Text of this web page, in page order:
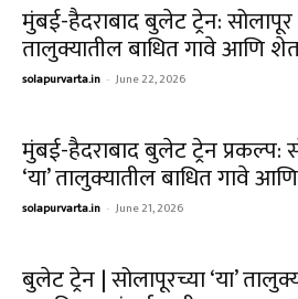
मुंबई-हैदराबाद बुलेट ट्रेन: सोलापूर
तालुक्यातील बाधित गावे आणि
solapurvarta.in - June 22, 2026
मुंबई-हैदराबाद बुलेट ट्रेन प्रकल्प:
‘या’ तालुक्यातील बाधित गावे
solapurvarta.in - June 21, 2026
बुलेट ट्रेन | सोलापूरच्या ‘या’